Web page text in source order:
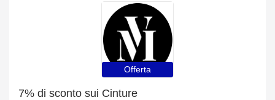
Offerta
7% di sconto sui Cinture